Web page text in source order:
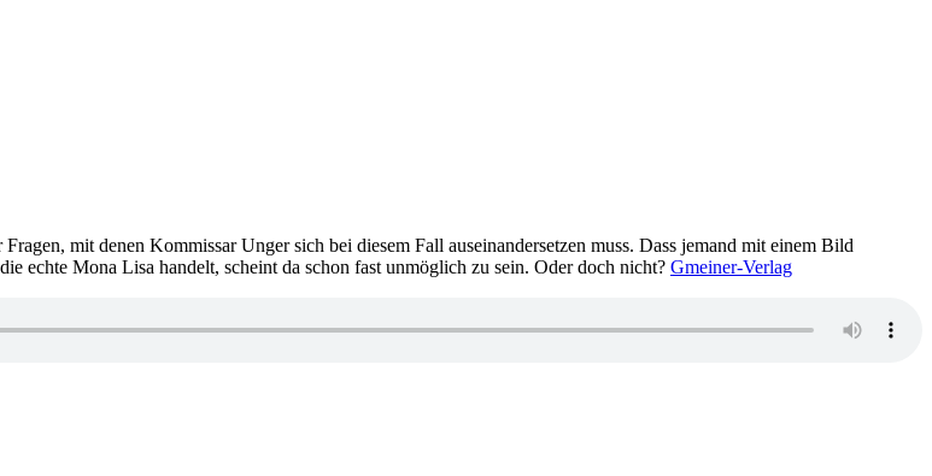
mit denen Kommissar Unger sich bei diesem Fall auseinandersetzen muss. Dass jemand mit einem Bild
echte Mona Lisa handelt, scheint da schon fast unmöglich zu sein. Oder doch nicht? Gmeiner-Verlag